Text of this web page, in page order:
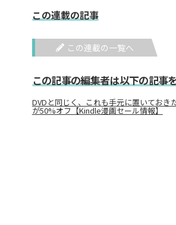
この連載の記事
この連載の一覧へ
この記事の編集者は以下の記事
DVDと同じく、これも手元に置いておき
が50%オフ【Kindle漫画セール情報】